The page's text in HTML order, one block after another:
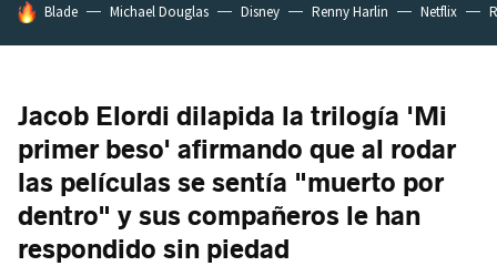
HOY SE HABLA DE
Blade Michael Douglas Disney Renny Harlin Netflix
Jacob Elordi dilapida la trilogía 'Mi
primer beso' afirmando que al rodar
las películas se sentía "muerto por
dentro" y sus compañeros le han
respondido sin piedad